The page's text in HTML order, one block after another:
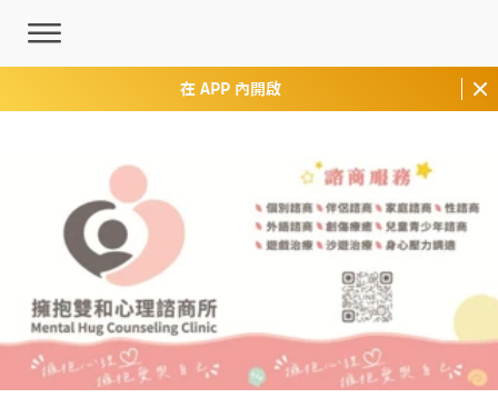
在 APP 內開啟